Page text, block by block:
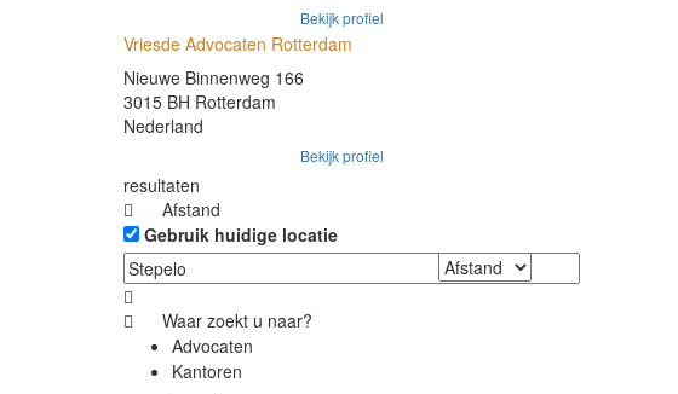
Bekijk profiel
Vriesde Advocaten Rotterdam
Nieuwe Binnenweg 166
3015 BH Rotterdam
Nederland
Bekijk profiel
resultaten
Afstand
Gebruik huidige locatie
Waar zoekt u naar?
Advocaten
Kantoren